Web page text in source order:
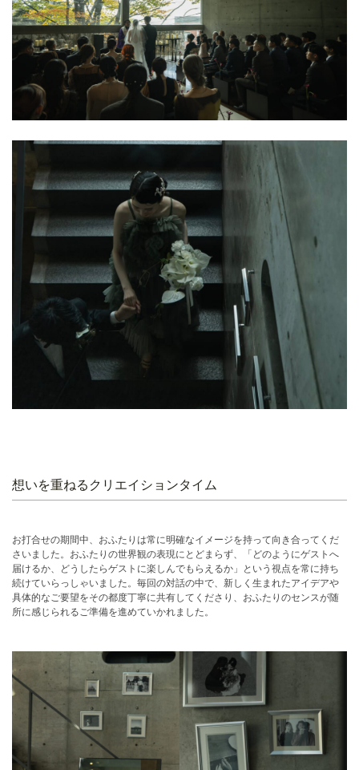
想いを重ねるクリエイションタイム
お打合せの期間中、おふたりは常に明確なイメージを持って向き合ってくだ
さいました。おふたりの世界観の表現にとどまらず、「どのようにゲストへ
届けるか、どうしたらゲストに楽しんでもらえるか」という視点を常に持ち
続けていらっしゃいました。毎回の対話の中で、新しく生まれたアイデアや
具体的なご要望をその都度丁寧に共有してくださり、おふたりのセンスが随
所に感じられるご準備を進めていかれました。